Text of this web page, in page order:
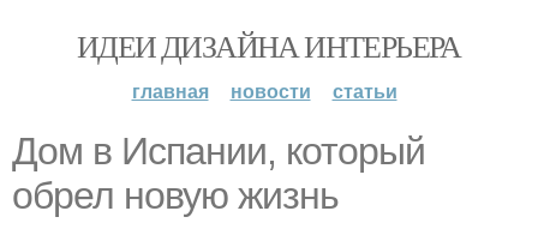
ИДЕИ ДИЗАЙНА ИНТЕРЬЕРА
главная новости статьи
Дом в Испании, который
обрел новую жизнь